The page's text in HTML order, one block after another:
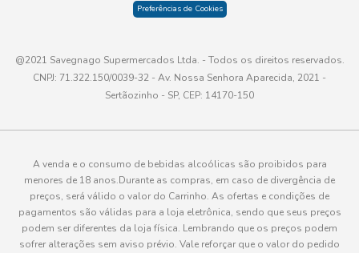
Preferências de Cookies
@2021 Savegnago Supermercados Ltda. - Todos os direitos reservados.
CNPJ: 71.322.150/0039-32 - Av. Nossa Senhora Aparecida, 2021 -
Sertãozinho - SP, CEP: 14170-150
A venda e o consumo de bebidas alcoólicas são proibidos para
menores de 18 anos.Durante as compras, em caso de divergência de
preços, será válido o valor do Carrinho. As ofertas e condições de
pagamentos são válidas para a loja eletrônica, sendo que seus preços
podem ser diferentes da loja física. Lembrando que os preços podem
sofrer alterações sem aviso prévio. Vale reforçar que o valor do pedido